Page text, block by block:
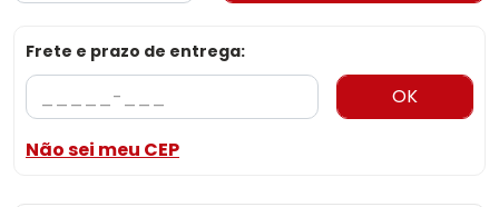
Frete e prazo de entrega:
OK
Não sei meu CEP